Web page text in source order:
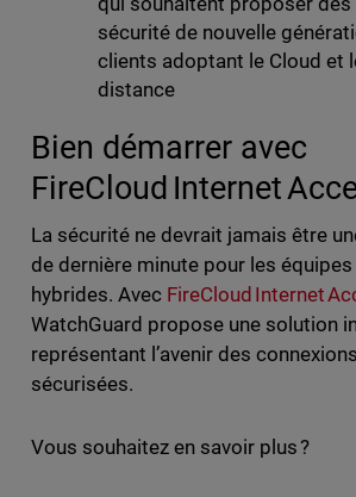
sécurité de nouvelle
clients adoptant le Cloud et
distance
Bien démarrer avec
FireCloud Internet
La sécurité ne devrait jamais être
de dernière minute pour les
hybrides. Avec FireCloud Internet
WatchGuard propose une solution
représentant l’avenir des
sécurisées.
Vous souhaitez en savoir plus ?